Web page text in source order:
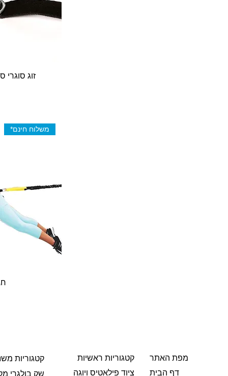
זוג סוגרי
משלוח חינם*
שק בולגרי
קטגוריות
ציוד פילאטיס ויוגה
קטגוריות ראשיות
דף הבית
מפת האתר